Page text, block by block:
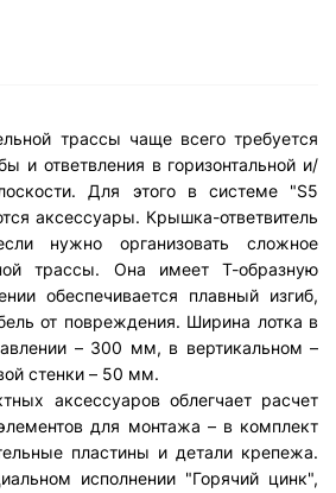
трассы чаще всего требуется
и ответвления в горизонтальной и/
Для этого в системе "S5
аксессуары. Крышка-ответвитель
нужно организовать сложное
трассы. Она имеет Т-образную
обеспечивается плавный изгиб,
от повреждения. Ширина лотка в
– 300 мм, в вертикальном –
стенки – 50 мм.
аксессуаров облегчает расчет
для монтажа – в комплект
пластины и детали крепежа.
исполнении "Горячий цинк",